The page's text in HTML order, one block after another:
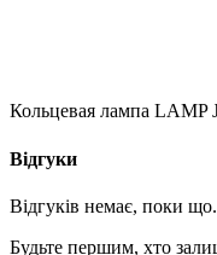
Кольцевая лампа LAMP
Відгуки
Відгуків немає, поки що.
Будьте першим, хто